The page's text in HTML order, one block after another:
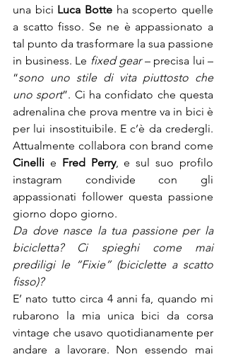
una bici Luca Botte ha scoperto quelle
a scatto fisso. Se ne è appassionato a
tal punto da trasformare la sua passione
in business. Le fixed gear – precisa lui –
“sono uno stile di vita piuttosto che
uno sport”. Ci ha confidato che questa
adrenalina che prova mentre va in bici è
per lui insostituibile. E c’è da credergli.
Cinelli e Fred Perry, e sul suo profilo
instagram condivide con gli
appassionati follower questa passione
giorno dopo giorno.
Da dove nasce la tua passione per la
bicicletta? Ci spieghi come mai
prediligi le “Fixie” (biciclette a scatto
fisso)?
E’ nato tutto circa 4 anni fa, quando mi
rubarono la mia unica bici da corsa
vintage che usavo quotidianamente per
andare a lavorare. Non essendo mai